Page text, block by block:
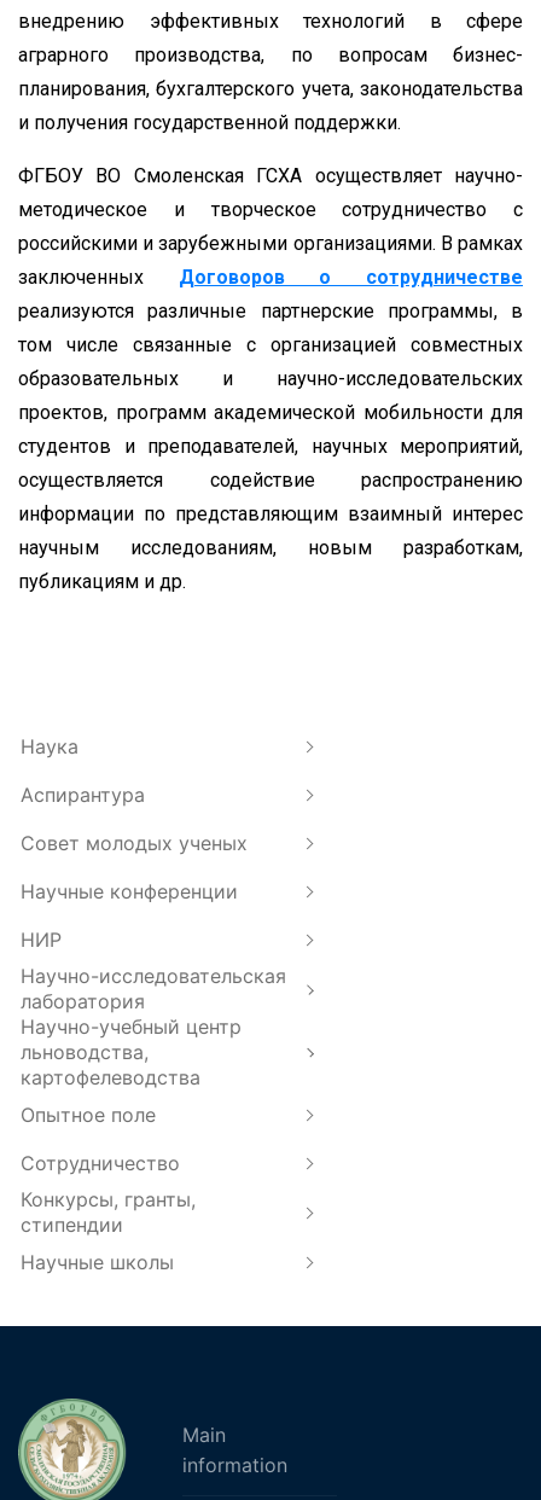
внедрению эффективных технологий в сфере
аграрного производства, по вопросам бизнес-
планирования, бухгалтерского учета, законодательства
и получения государственной поддержки.
ФГБОУ ВО Смоленская ГСХА осуществляет научно-
методическое и творческое сотрудничество с
российскими и зарубежными организациями. В рамках
заключенных Договоров о сотрудничестве
реализуются различные партнерские программы, в
том числе связанные с организацией совместных
образовательных и научно-исследовательских
проектов, программ академической мобильности для
студентов и преподавателей, научных мероприятий,
осуществляется содействие распространению
информации по представляющим взаимный интерес
научным исследованиям, новым разработкам,
публикациям и др.
Наука
Аспирантура
Совет молодых ученых
Научные конференции
НИР
Научно-исследовательская
лаборатория
Научно-учебный центр
льноводства,
картофелеводства
Опытное поле
Сотрудничество
Конкурсы, гранты,
стипендии
Научные школы
Main
information